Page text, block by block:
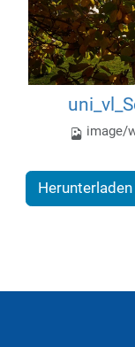
image/
Herunterladen